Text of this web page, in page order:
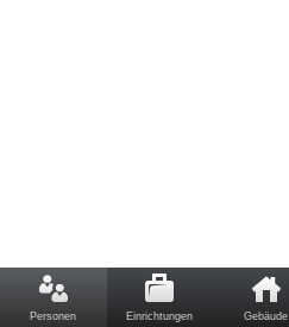
Personen Einrichtungen Gebäude